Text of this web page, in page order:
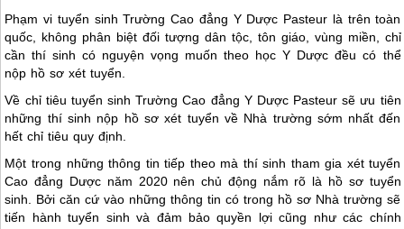
Phạm vi tuyển sinh Trường Cao đẳng Y Dược Pasteur là trên toàn
quốc, không phân biệt đối tượng dân tộc, tôn giáo, vùng miền, chỉ
cần thí sinh có nguyện vọng muốn theo học Y Dược đều có thể
nộp hồ sơ xét tuyển.
Về chỉ tiêu tuyển sinh Trường Cao đẳng Y Dược Pasteur sẽ ưu tiên
những thí sinh nộp hồ sơ xét tuyển về Nhà trường sớm nhất đến
hết chỉ tiêu quy định.
Một trong những thông tin tiếp theo mà thí sinh tham gia xét tuyển
Cao đẳng Dược năm 2020 nên chủ động nắm rõ là hồ sơ tuyển
sinh. Bởi căn cứ vào những thông tin có trong hồ sơ Nhà trường sẽ
tiến hành tuyển sinh và đảm bảo quyền lợi cũng như các chính